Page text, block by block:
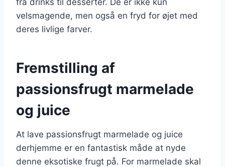
velsmagende, men også en fryd for øjet med
deres livlige farver.
Fremstilling af
passionsfrugt marmelade
og juice
At lave passionsfrugt marmelade og juice
derhjemme er en fantastisk måde at nyde
denne eksotiske frugt på. For marmelade skal